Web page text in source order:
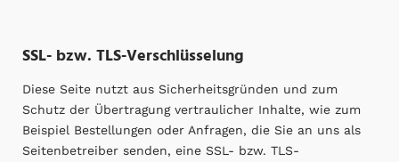
SSL- bzw. TLS-Verschlüsselung
Diese Seite nutzt aus Sicherheitsgründen und zum
Schutz der Übertragung vertraulicher Inhalte, wie zum
Beispiel Bestellungen oder Anfragen, die Sie an uns als
Seitenbetreiber senden, eine SSL- bzw. TLS-